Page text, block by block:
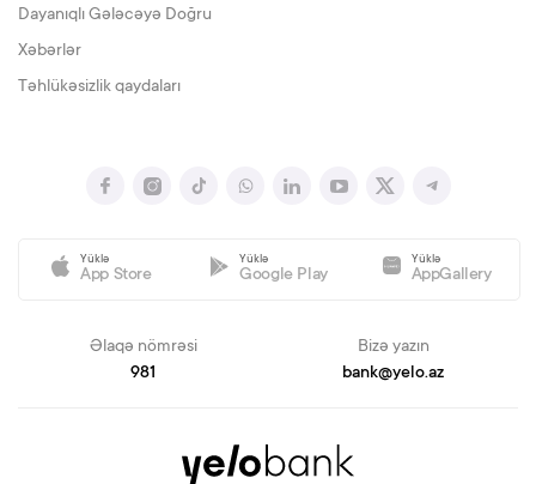
Dayanıqlı Gələcəyə Doğru
Xəbərlər
Təhlükəsizlik qaydaları
Yüklə
App Store
Yüklə
Google Play
Yüklə
AppGallery
Əlaqə nömrəsi
981
Bizə yazın
bank@yelo.az